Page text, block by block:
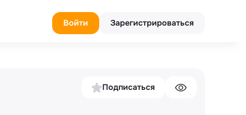
Войти Зарегистрироваться
Подписаться